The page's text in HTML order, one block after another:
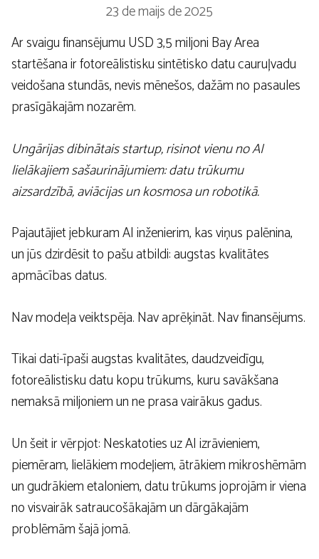
23 de maijs de 2025
Ar svaigu finansējumu USD 3,5 miljoni Bay Area
startēšana ir fotoreālistisku sintētisko datu cauruļvadu
veidošana stundās, nevis mēnešos, dažām no pasaules
prasīgākajām nozarēm.
Ungārijas dibinātais startup, risinot vienu no AI
lielākajiem sašaurinājumiem: datu trūkumu
aizsardzībā, aviācijas un kosmosa un robotikā.
Pajautājiet jebkuram AI inženierim, kas viņus palēnina,
un jūs dzirdēsit to pašu atbildi: augstas kvalitātes
apmācības datus.
Nav modeļa veiktspēja. Nav aprēķināt. Nav finansējums.
Tikai dati-īpaši augstas kvalitātes, daudzveidīgu,
fotoreālistisku datu kopu trūkums, kuru savākšana
nemaksā miljoniem un ne prasa vairākus gadus.
Un šeit ir vērpjot: Neskatoties uz AI izrāvieniem,
piemēram, lielākiem modeļiem, ātrākiem mikroshēmām
un gudrākiem etaloniem, datu trūkums joprojām ir viena
no visvairāk satraucošākajām un dārgākajām
problēmām šajā jomā.